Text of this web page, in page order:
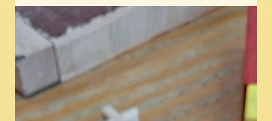
obrázcích. Více ve fotogalerii zde. Mějte krásný den
🌞